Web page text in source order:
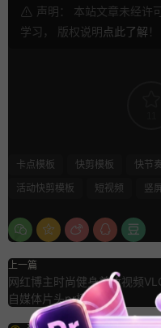
声明： 本站文章未经许
学习， 版权说明点此了解 ！
卡点模板 快剪模板 快节
活动快剪模板
短视频 竖
上一篇
网红博主时尚健身美妆视频
自媒体片头pr模板